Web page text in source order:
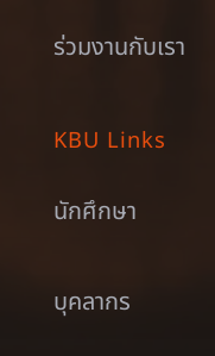
ร่วมงานกับเรา
KBU Links
นักศึกษา
บุคลากร